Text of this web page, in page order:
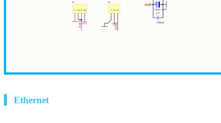
▍ Ethernet